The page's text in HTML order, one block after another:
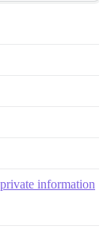
information